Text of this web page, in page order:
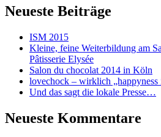
Neueste Beiträge
ISM 2015
Kleine, feine Weiterbildung am
Pâtisserie Elysée
Salon du chocolat 2014 in Köln
lovechock – wirklich „happyness
Und das sagt die lokale Presse…
Neueste Kommentare